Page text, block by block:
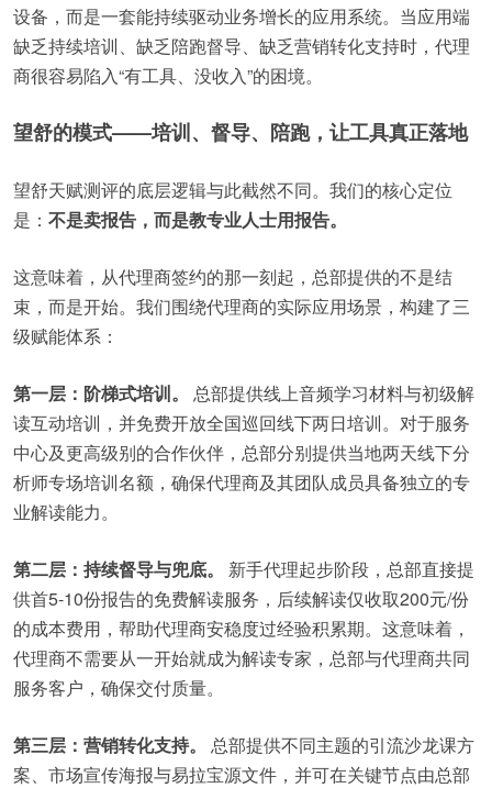
设备，而是一套能持续驱动业务增长的应用系统。当应用端
缺乏持续培训、缺乏陪跑督导、缺乏营销转化支持时，代理
商很容易陷入“有工具、没收入”的困境。
望舒的模式——培训、督导、陪跑，让工具真正落地
望舒天赋测评的底层逻辑与此截然不同。我们的核心定位
是： 不是卖报告，而是教专业人士用报告。
这意味着，从代理商签约的那一刻起，总部提供的不是结
束，而是开始。我们围绕代理商的实际应用场景，构建了三
级赋能体系：
第一层：阶梯式培训。
总部提供线上音频学习材料与初级解
读互动培训，并免费开放全国巡回线下两日培训。对于服务
中心及更高级别的合作伙伴，总部分别提供当地两天线下分
析师专场培训名额，确保代理商及其团队成员具备独立的专
业解读能力。
第二层：持续督导与兜底。
新手代理起步阶段，总部直接提
供首5-10份报告的免费解读服务，后续解读仅收取200元/份
的成本费用，帮助代理商安稳度过经验积累期。这意味着，
代理商不需要从一开始就成为解读专家，总部与代理商共同
服务客户，确保交付质量。
第三层：营销转化支持。
总部提供不同主题的引流沙龙课方
案、市场宣传海报与易拉宝源文件，并可在关键节点由总部